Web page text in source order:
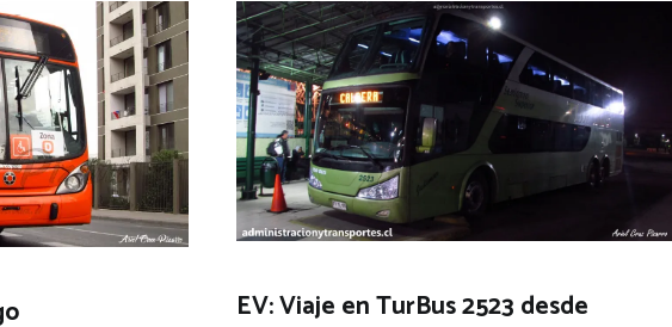
EV: Viaje en TurBus 2523 desde